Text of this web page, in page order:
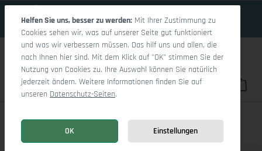
Du hast 0
Sitz Concept smart 1001 Canape Medium SE 1,5Aho L
Helfen Sie uns, besser zu werden: Mit Ihrer Zustimmung zu
Cookies sehen wir, was auf unserer Seite gut funktioniert
und was wir verbessern müssen. Das hilf uns und allen, die
nach Ihnen hier sind. Mit dem Klick auf "OK" stimmen Sie der
Nutzung von Cookies zu. Ihre Auswahl können Sie natürlich
jederzeit ändern. Weitere Informationen finden Sie auf
unseren Datenschutz-Seiten.
OK Einstellungen